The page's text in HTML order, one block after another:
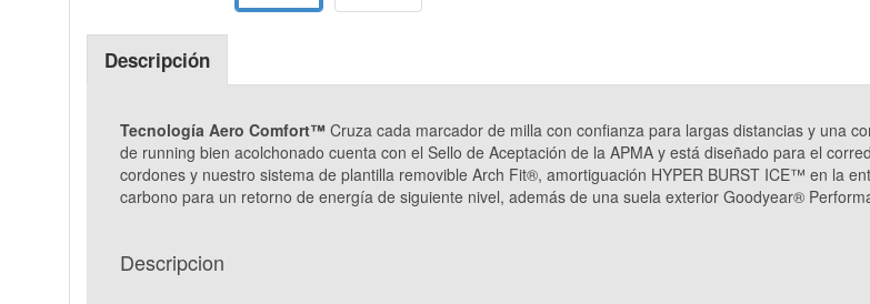
Descripción
Tecnología Aero Comfort™ Cruza cada marcador de milla con confianza para largas distancias y una
de running bien acolchonado cuenta con el Sello de Aceptación de la APMA y está diseñado para el
cordones y nuestro sistema de plantilla removible Arch Fit®, amortiguación HYPER BURST ICE™ en la
carbono para un retorno de energía de siguiente nivel, además de una suela exterior Goodyear®
Descripcion